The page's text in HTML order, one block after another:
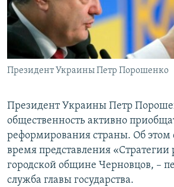
ПОБЕДИТЕЛЕЙ НЕ СУДЯТ?
КРЫМ.НЕПОКОРЕННЫЙ
ELIFBE
УКРАИНСКАЯ ПРОБЛЕМА КРЫМА
ПРИСОЕДИНЯЙТЕСЬ!
Президент Украины Петр Порошенко
Президент Украины Петр
общественность активно
реформирования страны. Об этом
время представления
городской общине Черновцов, –
служба главы государства.